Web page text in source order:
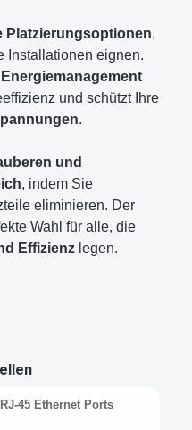
Platzierungsoptionen,
Installationen eignen.
Energiemanagement
und schützt Ihre
.
und
, indem Sie
eliminieren. Der
Wahl für alle, die
Effizienz legen.
45 Ethernet Ports